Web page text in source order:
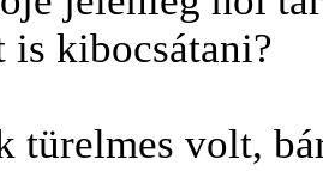
is kibocsátani?
türelmes volt,